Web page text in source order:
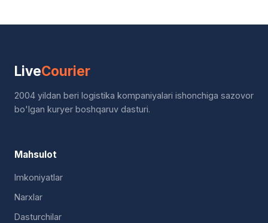
LiveCourier
2004 yildan beri logistika kompaniyalari ishonchiga sazovor
bo'lgan kuryer boshqaruv dasturi.
Mahsulot
Imkoniyatlar
Narxlar
Dasturchilar